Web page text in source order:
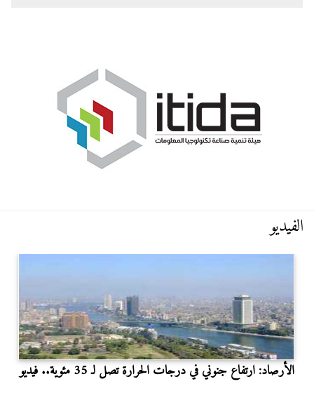
الفيديو
الأرصاد: ارتفاع جنوني في درجات الحرارة تصل لـ 35 مئوية.. فيديو